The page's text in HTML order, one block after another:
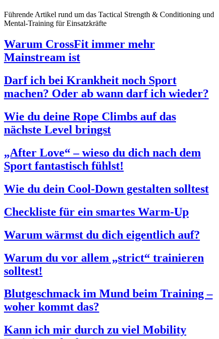
Führende Artikel rund um das Tactical Strength & Conditioning und
Mental-Training für Einsatzkräfte
Warum CrossFit immer mehr
Mainstream ist
Darf ich bei Krankheit noch Sport
machen? Oder ab wann darf ich wieder?
Wie du deine Rope Climbs auf das
nächste Level bringst
„After Love“ – wieso du dich nach dem
Sport fantastisch fühlst!
Wie du dein Cool-Down gestalten solltest
Checkliste für ein smartes Warm-Up
Warum wärmst du dich eigentlich auf?
Warum du vor allem „strict“ trainieren
solltest!
Blutgeschmack im Mund beim Training –
woher kommt das?
Kann ich mir durch zu viel Mobility